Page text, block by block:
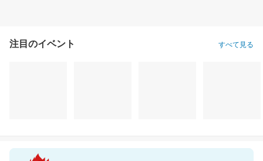
注目のイベント すべて見る